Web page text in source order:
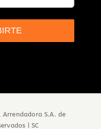
Arrendadora S.A. de
|SC